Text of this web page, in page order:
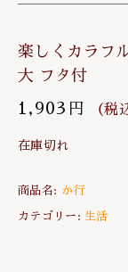
楽しくカラフ
大 フタ付
1,903 円 （税
在庫切れ
商品名: か行
カテゴリー: 生活